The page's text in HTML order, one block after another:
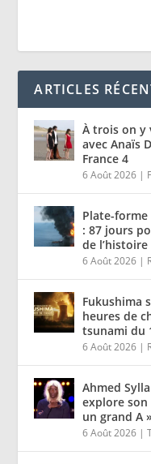
ARTICLES
À trois on y
avec Anaïs
France 4
6 Août 2026 |
Plate-forme
: 87 jours
de
6 Août 2026 |
Fukushima
heures de
tsunami du
6 Août 2026 |
Ahmed
explore son
un grand A
6 Août 2026 |